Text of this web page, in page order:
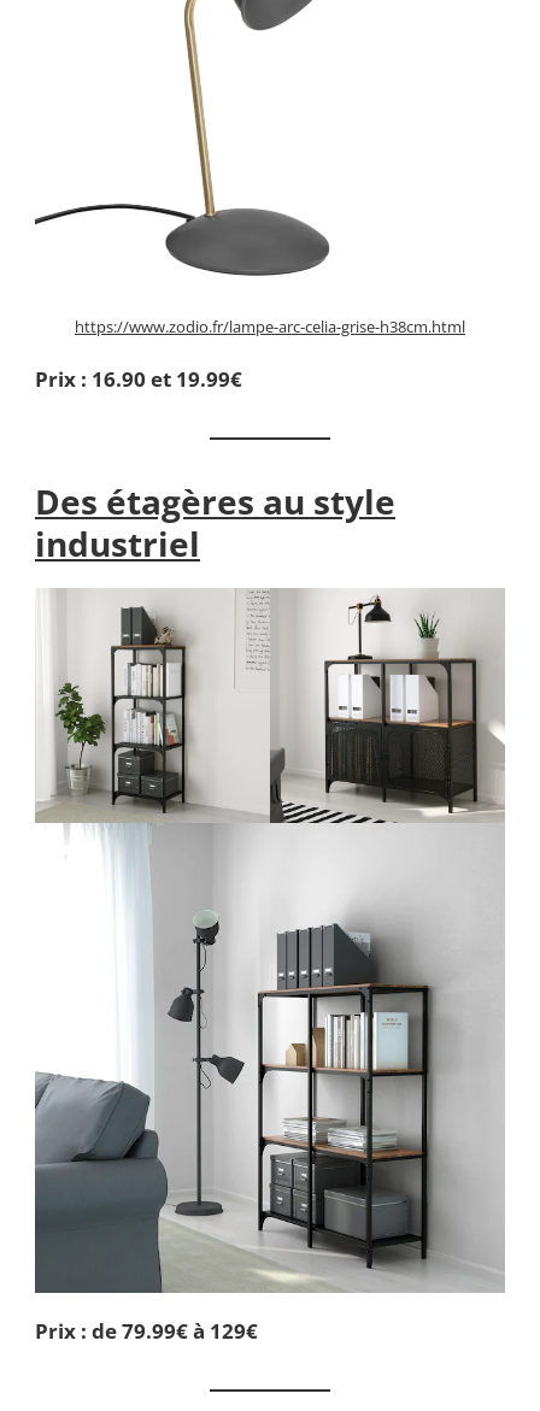
https://www.zodio.fr/lampe-arc-celia-grise-h38cm.html
Prix : 16.90 et 19.99€
Des étagères au style
industriel
Prix : de 79.99€ à 129€